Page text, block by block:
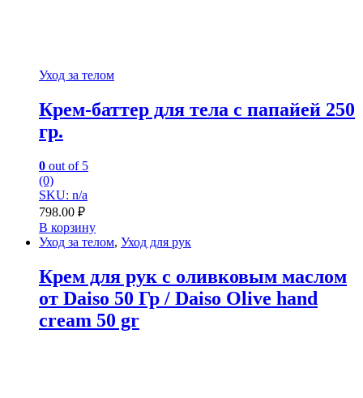
Уход за телом
Крем-баттер для тела с папайей 250
гр.
0 out of 5
(0)
SKU: n/a
798.00 ₽
В корзину
Уход за телом, Уход для рук
Крем для рук с оливковым маслом
от Daiso 50 Гр / Daiso Olive hand
cream 50 gr